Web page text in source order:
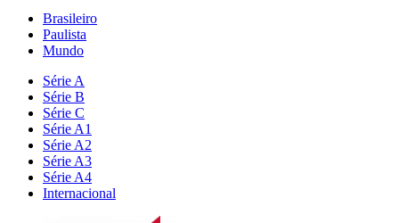
Brasileiro
Paulista
Mundo
Série A
Série B
Série C
Série A1
Série A2
Série A3
Série A4
Internacional